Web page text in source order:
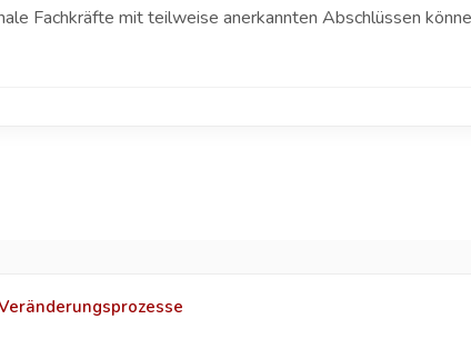
Fachkräfte mit teilweise anerkannten Abschlüssen